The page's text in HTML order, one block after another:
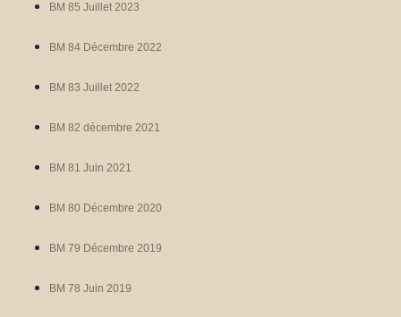
BM 85 Juillet 2023
BM 84 Décembre 2022
BM 83 Juillet 2022
BM 82 décembre 2021
BM 81 Juin 2021
BM 80 Décembre 2020
BM 79 Décembre 2019
BM 78 Juin 2019